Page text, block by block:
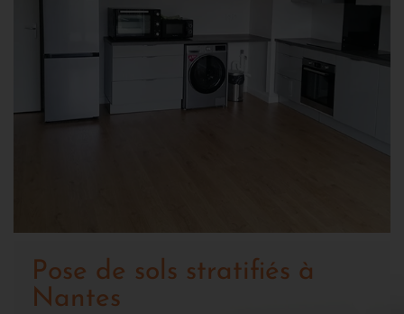
Pose de sols stratifiés à
Nantes